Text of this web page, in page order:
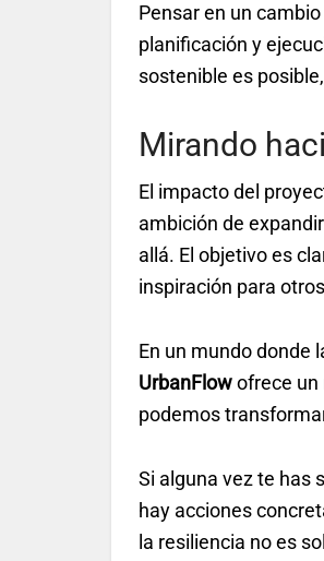
Pensar en un
planificación y
sostenible es
Mirando
El impacto del
ambición de
allá. El objetivo es
inspiración para
En un mundo donde
UrbanFlowofrece un
podemos
Si alguna vez te has
hay acciones
la resiliencia no es